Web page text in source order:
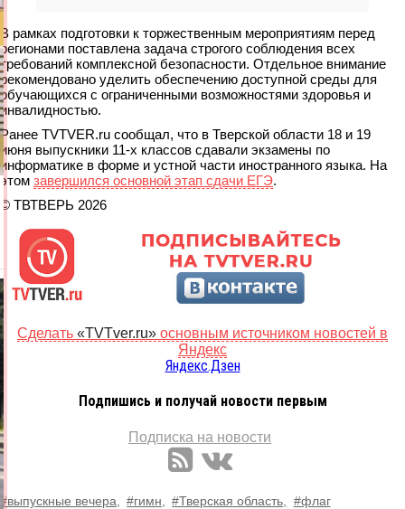
В рамках подготовки к торжественным мероприятиям перед
регионами поставлена задача строгого соблюдения всех
требований комплексной безопасности. Отдельное внимание
рекомендовано уделить обеспечению доступной среды для
обучающихся с ограниченными возможностями здоровья и
инвалидностью.
Ранее TVTVER.ru сообщал, что в Тверской области 18 и 19
июня выпускники 11-х классов сдавали экзамены по
информатике в форме и устной части иностранного языка. На
этом завершился основной этап сдачи ЕГЭ.
© ТВТВЕРЬ 2026
Сделать «TVTver.ru» основным источником новостей в
Яндекс
Яндекс.Дзен
Подпишись и получай новости первым
Подписка на новости
#выпускные вечера, #гимн, #Тверская область, #флаг